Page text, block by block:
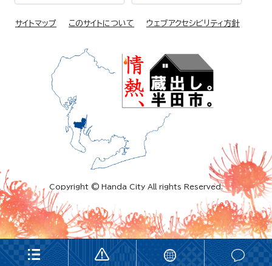
サイトマップ このサイトについて ウェブアクセシビリティ方針
Copyright © Handa City All rights Reserved.